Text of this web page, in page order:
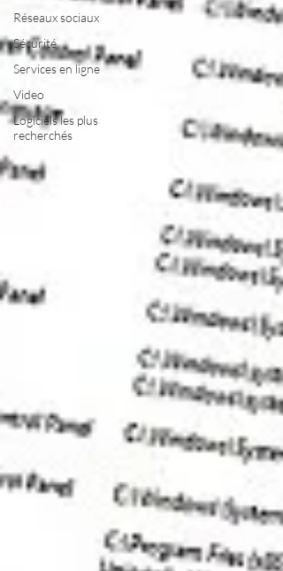
Réseaux sociaux
Sécurité
Services en ligne
Video
Logiciels les plus
recherchés